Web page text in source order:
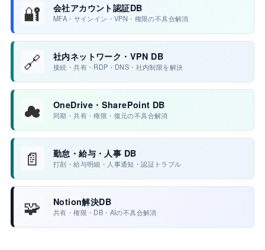
🔐 会社アカウント認証DB
MFA・サインイン・VPN・権限の不具合解消
🔗 社内ネットワーク・VPN DB
接続・共有・RDP・DNS・社内制限を解決
☁ OneDrive・SharePoint DB
同期・共有・権限・復元の不具合解消
📄 勤怠・給与・人事 DB
打刻・給与明細・人事通知・認証トラブル
🧩 Notion解決DB
共有・権限・DB・AIの不具合解消